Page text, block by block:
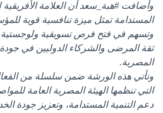
وأضافت#هبة_سعدأن العلامة
المستدامة تمثل ميزة تنافسية قوية
وتسهم في فتح فرص تسويقية ولوجستية
ثقة المرضى والشركاء الدوليين في
المصرية.
وتأتي هذه الورشة ضمن سلسلة من
التي تنظمها الهيئة المصرية العامة
دعم التنمية المستدامة، وتعزيز جودة